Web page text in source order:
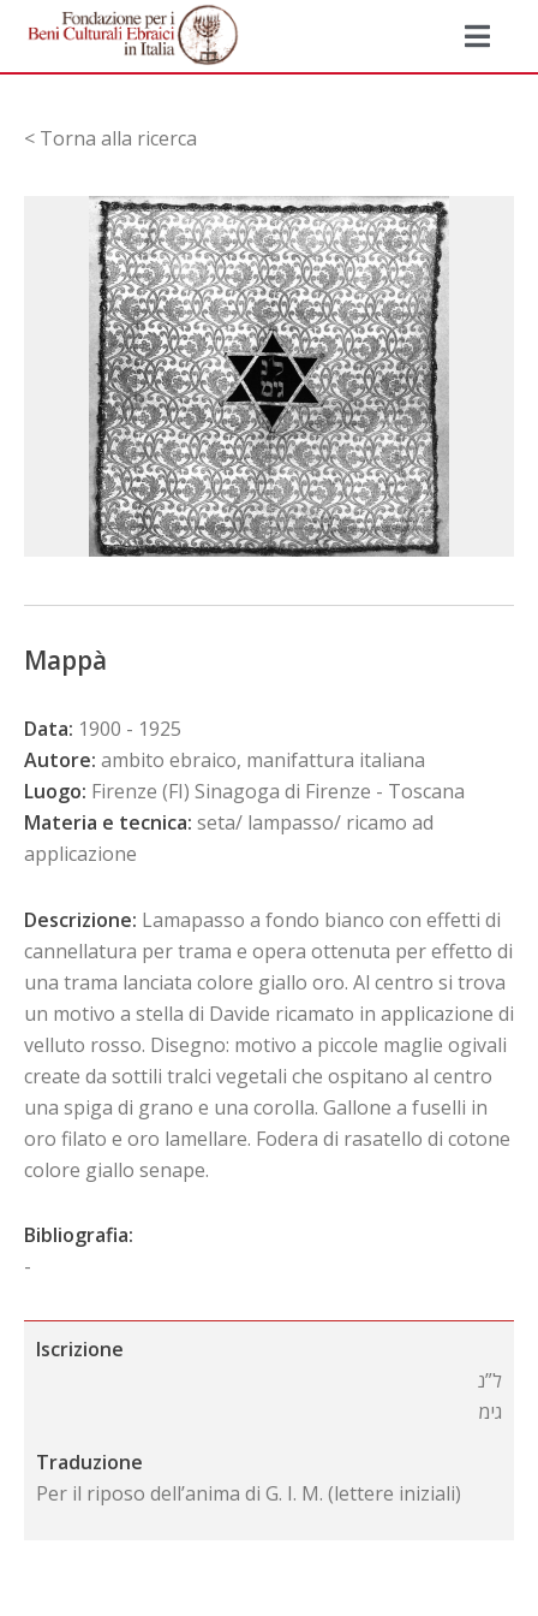
< Torna alla ricerca
Mappà
Data: 1900 - 1925
Autore: ambito ebraico, manifattura italiana
Luogo: Firenze (FI) Sinagoga di Firenze - Toscana
Materia e tecnica: seta/ lampasso/ ricamo ad
applicazione
Descrizione: Lamapasso a fondo bianco con effetti di
cannellatura per trama e opera ottenuta per effetto di
una trama lanciata colore giallo oro. Al centro si trova
un motivo a stella di Davide ricamato in applicazione di
velluto rosso. Disegno: motivo a piccole maglie ogivali
create da sottili tralci vegetali che ospitano al centro
una spiga di grano e una corolla. Gallone a fuselli in
oro filato e oro lamellare. Fodera di rasatello di cotone
colore giallo senape.
Bibliografia:
-
Iscrizione
ל”נ
גימ
Traduzione
Per il riposo dell’anima di G. I. M. (lettere iniziali)